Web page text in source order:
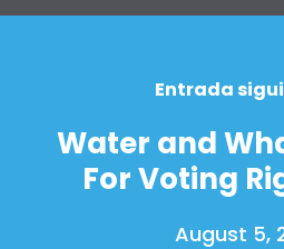
Entrada
Water and
For Voting
August 5,